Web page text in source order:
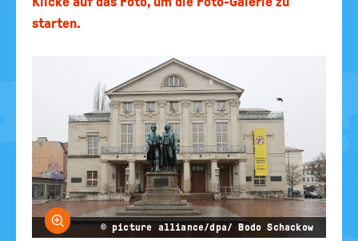
starten.
Bild vergrößern
© picture alliance/dpa/ Bodo Schackow